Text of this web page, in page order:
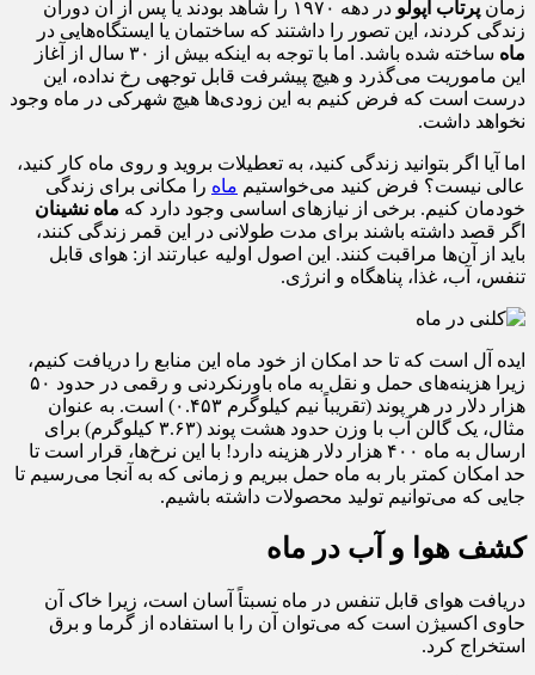
زمان پرتاب آپولو
در دهه ۱۹۷۰ را شاهد بودند یا پس از آن دوران
زندگی کردند، این تصور را داشتند که ساختمان یا ایستگاه‌هایی در
ماه
ساخته شده باشد. اما با توجه به اینکه بیش از ۳۰ سال از آغاز
این ماموریت می‌گذرد و هیچ پیشرفت قابل توجهی رخ نداده، این
درست است که فرض کنیم به این زودی‌ها هیچ شهرکی در ماه وجود
نخواهد داشت.
اما آیا اگر بتوانید زندگی کنید، به تعطیلات بروید و روی ماه کار کنید،
عالی نیست؟ فرض کنید می‌خواستیم ماه را مکانی برای زندگی
خودمان کنیم. برخی از نیاز‌های اساسی وجود دارد که ماه نشینان
اگر قصد داشته باشند برای مدت طولانی در این قمر زندگی کنند،
باید از آن‌ها مراقبت کنند. این اصول اولیه عبارتند از: هوای قابل
تنفس، آب، غذا، پناهگاه و انرژی.
ایده آل است که تا حد امکان از خود ماه این منابع را دریافت کنیم،
زیرا هزینه‌های حمل و نقل به ماه باورنکردنی و رقمی در حدود ۵۰
هزار دلار در هر پوند (تقریباً نیم کیلوگرم ۰.۴۵۳) است. به عنوان
مثال، یک گالن آب با وزن حدود هشت پوند (۳.۶۳ کیلوگرم) برای
ارسال به ماه ۴۰۰ هزار دلار هزینه دارد! با این نرخ‌ها، قرار است تا
حد امکان کمتر بار به ماه حمل ببریم و زمانی که به آنجا می‌رسیم تا
جایی که می‌توانیم تولید محصولات داشته باشیم.
کشف هوا و آب در ماه
دریافت هوای قابل تنفس در ماه نسبتاً آسان است، زیرا خاک آن
حاوی اکسیژن است که می‌توان آن را با استفاده از گرما و برق
استخراج کرد.